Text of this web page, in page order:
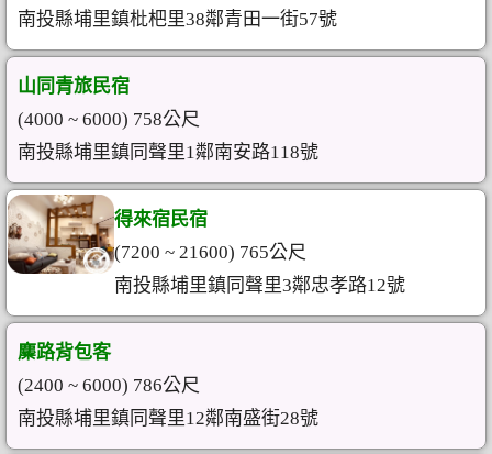
南投縣埔里鎮枇杷里38鄰青田一街57號
山同青旅民宿
(4000 ~ 6000) 758公尺
南投縣埔里鎮同聲里1鄰南安路118號
得來宿民宿
(7200 ~ 21600) 765公尺
南投縣埔里鎮同聲里3鄰忠孝路12號
麋路背包客
(2400 ~ 6000) 786公尺
南投縣埔里鎮同聲里12鄰南盛街28號